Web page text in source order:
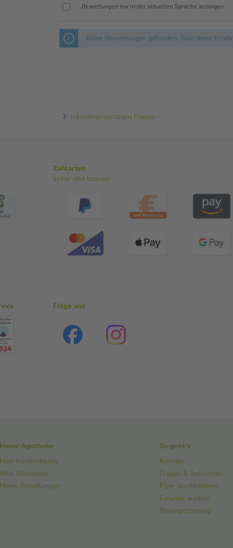
Bewertungen nur in der aktuellen Sprache anzeigen.
Keine Bewertungen gefunden. Teile deine
Inkontinenzeinlagen Frauen
Zahlarten
sicher und bequem
Folge uns
Meine Apotheke
Mein Kundenkonto
Mein Merkzettel
Meine Bestellungen
So geht's
Kontakt
Fragen & Antworten
Flyer durchblättern
Freunde werben
Neuregistrierung